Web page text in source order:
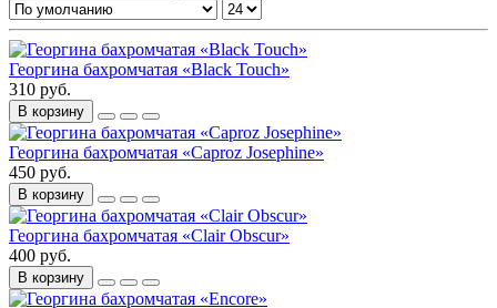
Георгина бахромчатая «Black Touch»
310 руб.
В корзину
Георгина бахромчатая «Caproz Josephine»
450 руб.
В корзину
Георгина бахромчатая «Clair Obscur»
400 руб.
В корзину